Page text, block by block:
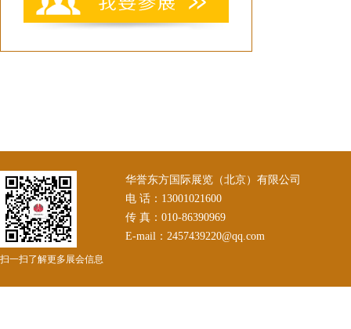
扫一扫了解更多展会信息
华誉东方国际展览（北京）有限公司
电 话：13001021600
传 真：010-86390969
E-mail：2457439220@qq.com